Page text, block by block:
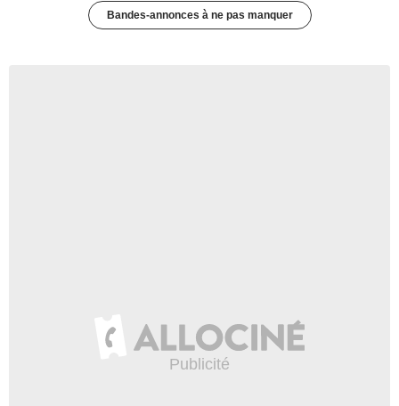
Bandes-annonces à ne pas manquer